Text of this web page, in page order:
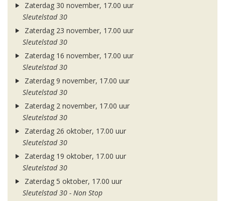
Zaterdag 30 november, 17.00 uur
Sleutelstad 30
Zaterdag 23 november, 17.00 uur
Sleutelstad 30
Zaterdag 16 november, 17.00 uur
Sleutelstad 30
Zaterdag 9 november, 17.00 uur
Sleutelstad 30
Zaterdag 2 november, 17.00 uur
Sleutelstad 30
Zaterdag 26 oktober, 17.00 uur
Sleutelstad 30
Zaterdag 19 oktober, 17.00 uur
Sleutelstad 30
Zaterdag 5 oktober, 17.00 uur
Sleutelstad 30 - Non Stop